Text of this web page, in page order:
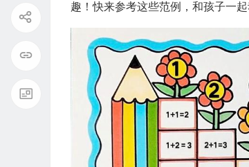
趣！快来参考这些范例，和孩子一